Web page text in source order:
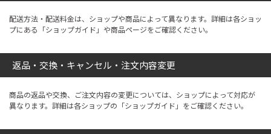
配送方法・配送料金は、ショップや商品によって異なります。詳細は各ショッ
プにある「ショップガイド」や商品ページをご確認ください。
返品・交換・キャンセル・注文内容変更
商品の返品や交換、ご注文内容の変更については、ショップによって対応が
異なります。詳細は各ショップの「ショップガイド」をご確認ください。